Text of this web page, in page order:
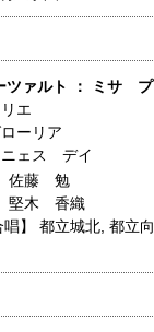
ツァルト ： ミサ
エ
ーリア
ニェス デイ
佐藤 勉
堅木 香織
唱】 都立城北, 都立